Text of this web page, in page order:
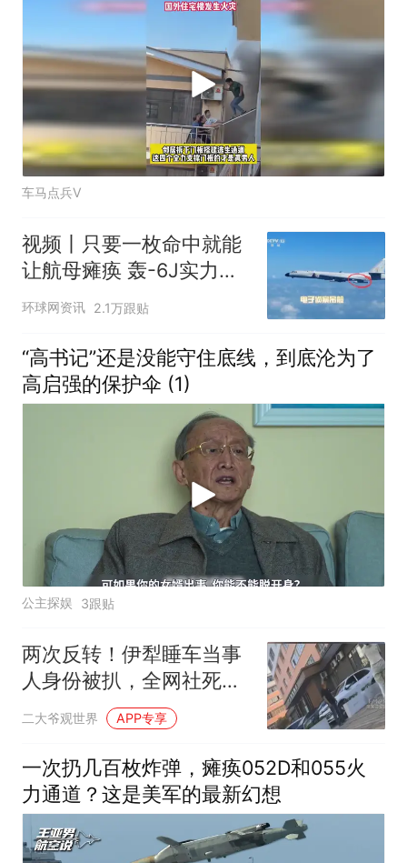
车马点兵V
视频丨只要一枚命中就能
让航母瘫痪 轰-6J实力有
多强？
环球网资讯 2.1万跟贴
“高书记”还是没能守住底线，到底沦为了
高启强的保护伞 (1)
公主探娱 3跟贴
两次反转！伊犁睡车当事
人身份被扒，全网社死恐
怕只是开始
二大爷观世界 APP专享
一次扔几百枚炸弹，瘫痪052D和055火
力通道？这是美军的最新幻想